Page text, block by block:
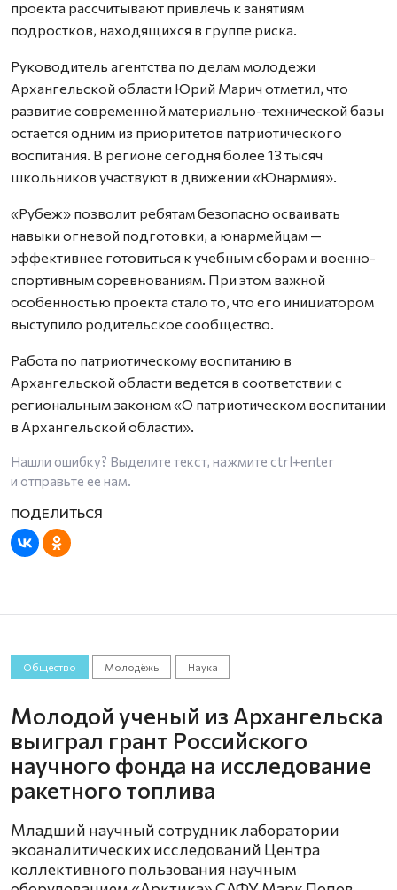
проекта рассчитывают привлечь к занятиям
подростков, находящихся в группе риска.
Руководитель агентства по делам молодежи
Архангельской области Юрий Марич отметил, что
развитие современной материально-технической базы
остается одним из приоритетов патриотического
воспитания. В регионе сегодня более 13 тысяч
школьников участвуют в движении «Юнармия».
«Рубеж» позволит ребятам безопасно осваивать
навыки огневой подготовки, а юнармейцам —
эффективнее готовиться к учебным сборам и военно-
спортивным соревнованиям. При этом важной
особенностью проекта стало то, что его инициатором
выступило родительское сообщество.
Работа по патриотическому воспитанию в
Архангельской области ведется в соответствии с
региональным законом «О патриотическом воспитании
в Архангельской области».
Нашли ошибку? Выделите текст, нажмите ctrl+enter
и отправьте ее нам.
Общество Молодёжь Наука
Молодой ученый из Архангельска
выиграл грант Российского
научного фонда на исследование
ракетного топлива
Младший научный сотрудник лаборатории
экоаналитических исследований Центра
коллективного пользования научным